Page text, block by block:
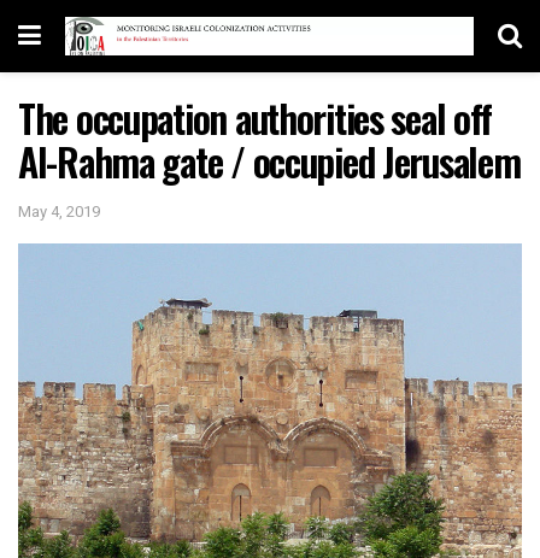
The occupation authorities seal off
Al-Rahma gate / occupied Jerusalem
May 4, 2019